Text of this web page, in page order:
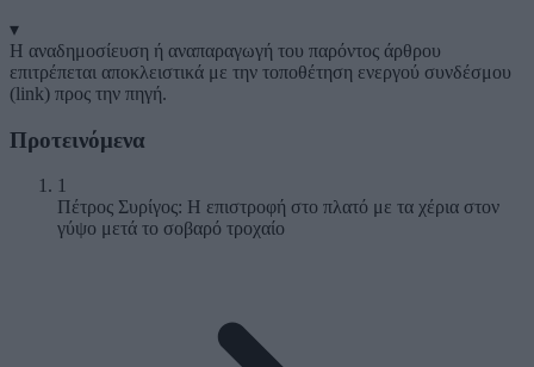
▾
Η αναδημοσίευση ή αναπαραγωγή του παρόντος άρθρου
επιτρέπεται αποκλειστικά με την τοποθέτηση ενεργού συνδέσμου
(link) προς την πηγή.
Προτεινόμενα
1
Πέτρος Συρίγος: Η επιστροφή στο πλατό με τα χέρια στον
γύψο μετά το σοβαρό τροχαίο